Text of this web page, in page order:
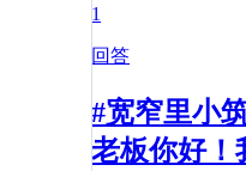
1
回答
#宽窄里小
老板你好！